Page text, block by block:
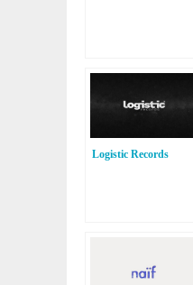
Logistic Records